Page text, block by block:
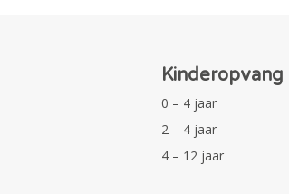
Kinderopvang
0 – 4 jaar
2 – 4 jaar
4 – 12 jaar